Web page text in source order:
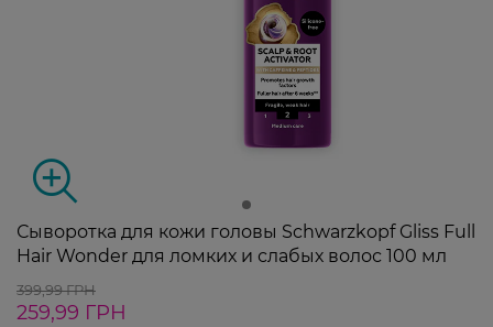
Сыворотка для кожи головы Schwarzkopf Gliss Full
Hair Wonder для ломких и слабых волос 100 мл
399,99 ГРН
259,99 ГРН